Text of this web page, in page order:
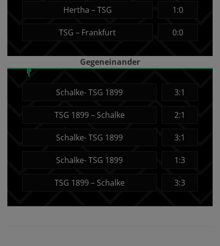
Hertha – TSG 1:0
TSG – Frankfurt 0:0
Gegeneinander
Schalke- TSG 1899 3:1
TSG 1899 – Schalke 2:1
Schalke- TSG 1899 3:1
Schalke- TSG 1899 1:3
TSG 1899 – Schalke 3:3